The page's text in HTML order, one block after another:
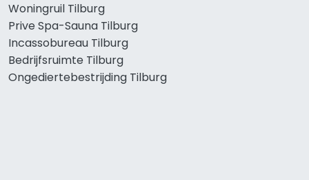
Woningruil Tilburg
Prive Spa-Sauna Tilburg
Incassobureau Tilburg
Bedrijfsruimte Tilburg
Ongediertebestrijding Tilburg